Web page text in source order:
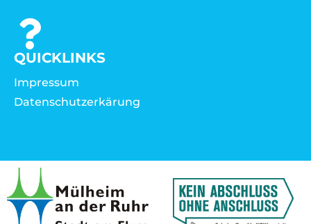
QUICKLINKS
Impressum
Datenschutzerkärung